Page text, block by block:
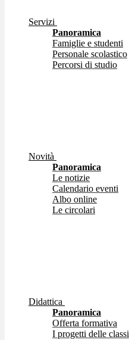
Servizi
Panoramica
Famiglie e studenti
Personale scolastico
Percorsi di studio
Novità
Panoramica
Le notizie
Calendario eventi
Albo online
Le circolari
Didattica
Panoramica
Offerta formativa
I progetti delle classi